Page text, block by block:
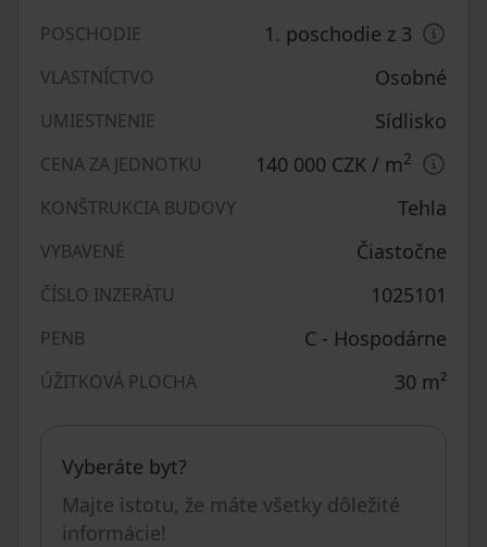
POSCHODIE 1. poschodie z 3
VLASTNÍCTVO Osobné
UMIESTNENIE Sídlisko
CENA ZA JEDNOTKU 140 000 CZK / m2
KONŠTRUKCIA BUDOVY Tehla
VYBAVENÉ Čiastočne
ČÍSLO INZERÁTU 1025101
PENB C - Hospodárne
ÚŽITKOVÁ PLOCHA 30 m²
Vyberáte byt?
Majte istotu, že máte všetky dôležité
informácie!